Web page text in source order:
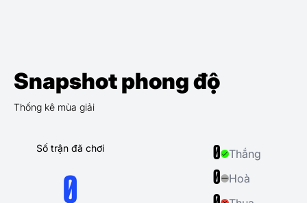
Snapshot phong độ
Thống kê mùa giải
Số trận đã chơi
0
0 Thắng
0 Hoà